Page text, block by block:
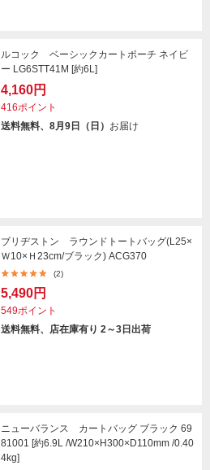
ルコック ベーシックカートポーチ ネイビ
ー LG6STT41M [約6L]
4,160円
416ポイント
送料無料、8月9日（日） お届け
ブリヂストン ラウンドトートバッグ(L25×
Ｗ10×Ｈ23cm/ブラック) ACG370
(2)
5,490円
549ポイント
送料無料、店在庫有り 2～3日出荷
ニューバランス カートバッグ ブラック 69
81001 [約6.9L /W210×H300×D110mm /0.40
4kg]